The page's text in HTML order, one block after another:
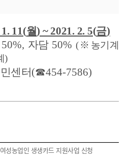
11(월) ~ 2021. 2. 5(금)
50%, 자담 50%(※ 농기계
)
센터(☎454-7586)
성농업인 생생카드 지원사업 신청